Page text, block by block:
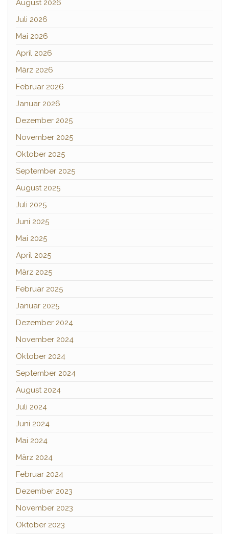
August 2026
Juli 2026
Mai 2026
April 2026
März 2026
Februar 2026
Januar 2026
Dezember 2025
November 2025
Oktober 2025
September 2025
August 2025
Juli 2025
Juni 2025
Mai 2025
April 2025
März 2025
Februar 2025
Januar 2025
Dezember 2024
November 2024
Oktober 2024
September 2024
August 2024
Juli 2024
Juni 2024
Mai 2024
März 2024
Februar 2024
Dezember 2023
November 2023
Oktober 2023